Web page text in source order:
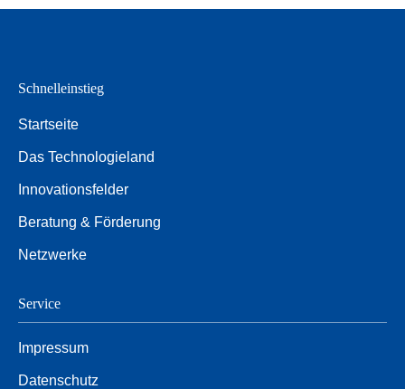
Schnelleinstieg
Startseite
Das Technologieland
Innovationsfelder
Beratung & Förderung
Netzwerke
Service
Impressum
Datenschutz